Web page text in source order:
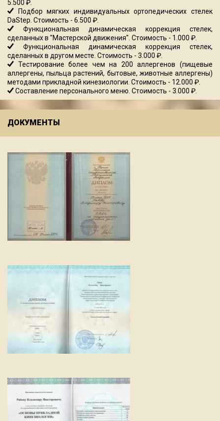
5.500 ₽.
Подбор мягких индивидуальных ортопедических стелек
DaStep. Стоимость - 6.500 ₽.
Функциональная динамическая коррекция стелек,
сделанных в "Мастерской движения". Стоимость - 1.000 ₽.
Функциональная динамическая коррекция стелек,
сделанных в другом месте. Стоимость - 3.000 ₽.
Тестирование более чем на 200 аллергенов (пищевые
аллергены, пыльца растений, бытовые, животные аллергены)
методами прикладной кинезиологии. Стоимость - 12.000 ₽.
Составление персонального меню. Стоимость - 3.000 ₽.
ДОКУМЕНТЫ